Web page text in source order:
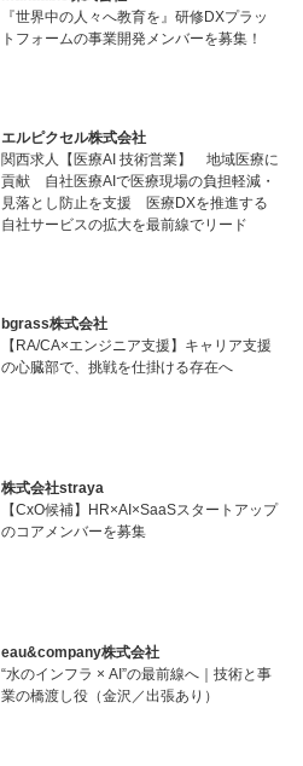
『世界中の人々へ教育を』研修DXプラッ
トフォームの事業開発メンバーを募集！
エルピクセル株式会社
関西求人【医療AI 技術営業】 地域医療に
貢献 自社医療AIで医療現場の負担軽減・
見落とし防止を支援 医療DXを推進する
自社サービスの拡大を最前線でリード
bgrass株式会社
【RA/CA×エンジニア支援】キャリア支援
の心臓部で、挑戦を仕掛ける存在へ
株式会社straya
【CxO候補】HR×AI×SaaSスタートアップ
のコアメンバーを募集
eau&company株式会社
“水のインフラ × AI”の最前線へ｜技術と事
業の橋渡し役（金沢／出張あり）